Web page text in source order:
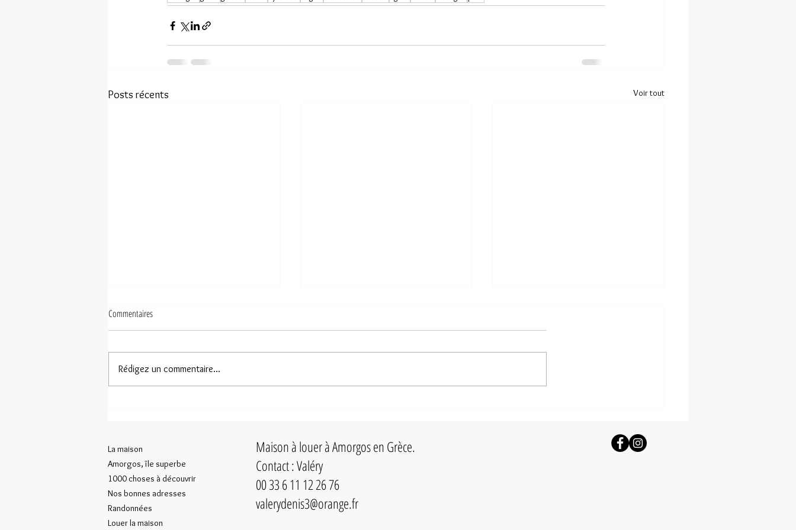
Posts récents Voir tout
donné à l'île une grande...
Commentaires
Rédigez un commentaire...
La maison
Amorgos, île superbe
1000 choses à découvrir
Nos bonnes adresses
Randonnées
Louer la maison
Maison à louer à Amorgos en Grèce.
Contact : Valéry
00 33 6 11 12 26 76
valerydenis3@orange.fr